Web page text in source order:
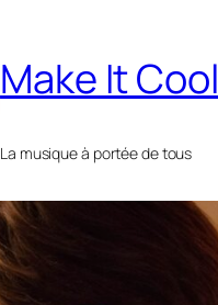
Make It Cool
La musique à portée de tous